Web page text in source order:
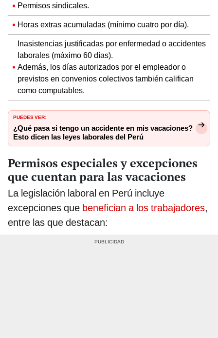
Permisos sindicales.
Horas extras acumuladas (mínimo cuatro por día).
Inasistencias justificadas por enfermedad o accidentes
laborales (máximo 60 días).
Además, los días autorizados por el empleador o
previstos en convenios colectivos también califican
como computables.
PUEDES VER:
¿Qué pasa si tengo un accidente en mis vacaciones?
Esto dicen las leyes laborales del Perú
Permisos especiales y excepciones
que cuentan para las vacaciones
La legislación laboral en Perú incluye
excepciones que benefician a los trabajadores,
entre las que destacan: